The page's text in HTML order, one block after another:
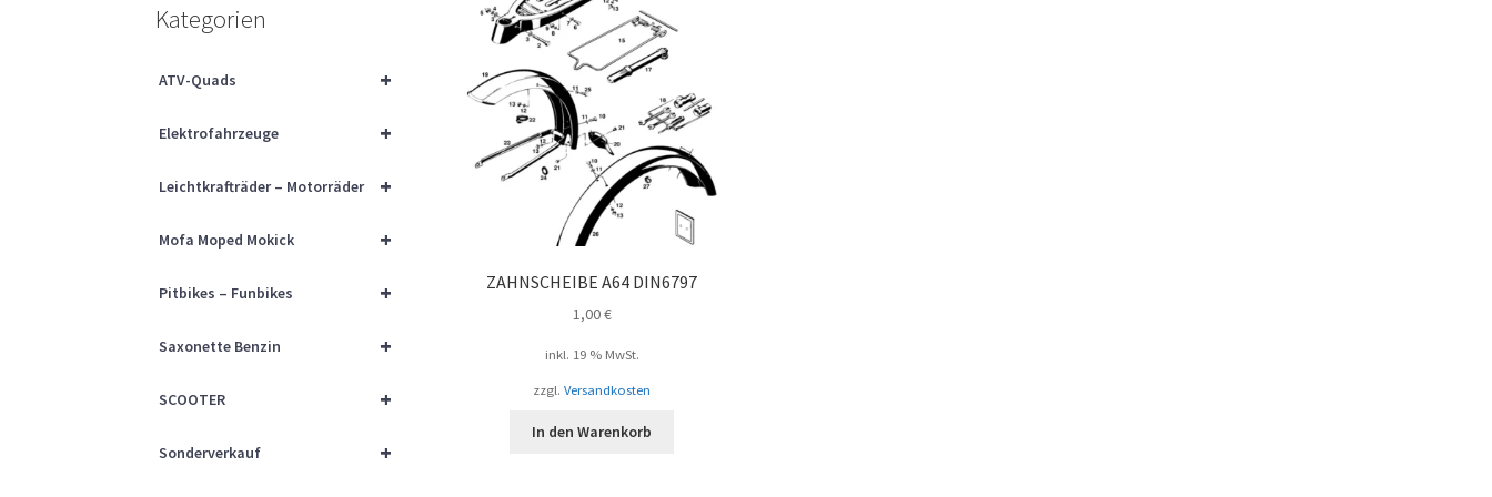
ZAHNSCHEIBE A64 DIN6797
1,00€
inkl. 19 % MwSt.
zzgl.Versandkosten
In den Warenkorb
Kategorien
+
ATV-Quads
+
Elektrofahrzeuge
+
Leichtkrafträder – Motorräder
+
Mofa Moped Mokick
+
Pitbikes – Funbikes
+
Saxonette Benzin
+
SCOOTER
+
Sonderverkauf